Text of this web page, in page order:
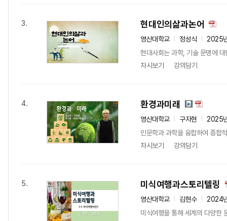
3. 현대인의삶과논어
영산대학교 정성식
2025
현대사회는 과학, 기술 문명에
차시보기
강의담기
4. 환경과미래
영산대학교 구자현
2025
인문학과 과학을 융합하여 종합
차시보기
강의담기
5. 미식여행과스토리텔링
영산대학교 김현수
2024
미식여행을 통해 세계의 다양한